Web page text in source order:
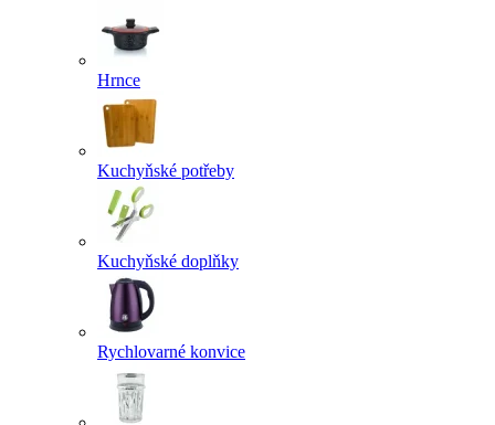
Hrnce
Kuchyňské potřeby
Kuchyňské doplňky
Rychlovarné konvice